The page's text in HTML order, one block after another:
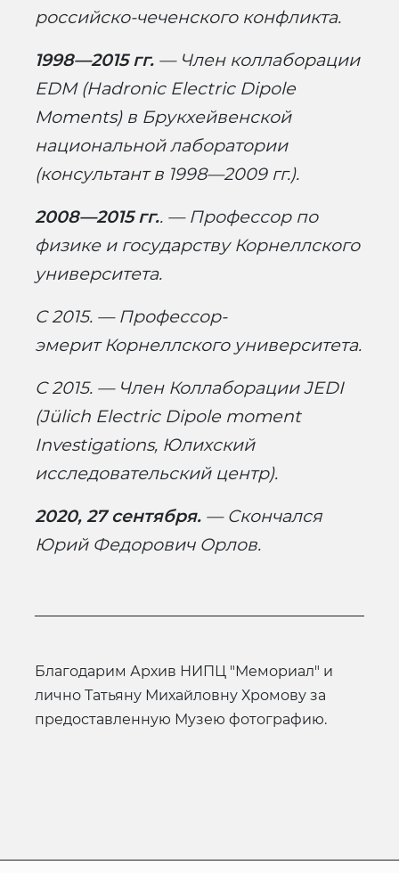
российско-чеченского конфликта.
1998—2015 гг. — Член коллаборации
EDM (Hadronic Electric Dipole
Moments) в Брукхейвенской
национальной лаборатории
(консультант в 1998—2009 гг.).
2008—2015 гг.. — Профессор по
физике и государству Корнеллского
университета.
С 2015. — Профессор-
эмерит Корнеллского университета.
С 2015. — Член Коллаборации JEDI
(Jülich Electric Dipole moment
Investigations, Юлихский
исследовательский центр).
2020, 27 сентября. — Скончался
Юрий Федорович Орлов.
Благодарим Архив НИПЦ "Мемориал" и
лично Татьяну Михайловну Хромову за
предоставленную Музею фотографию.